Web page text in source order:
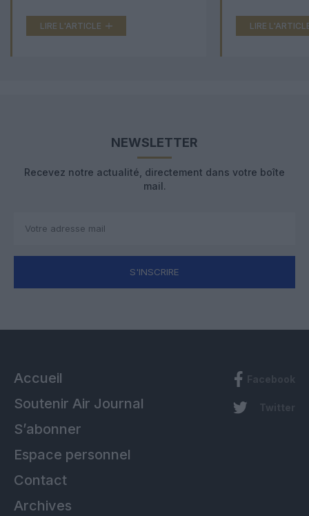
LIRE L'ARTICLE LIRE
NEWSLETTER
Recevez notre actualité, directement dans votre boîte
mail.
S'INSCRIRE
Accueil
Soutenir Air Journal
S’abonner
Espace personnel
Contact
Archives